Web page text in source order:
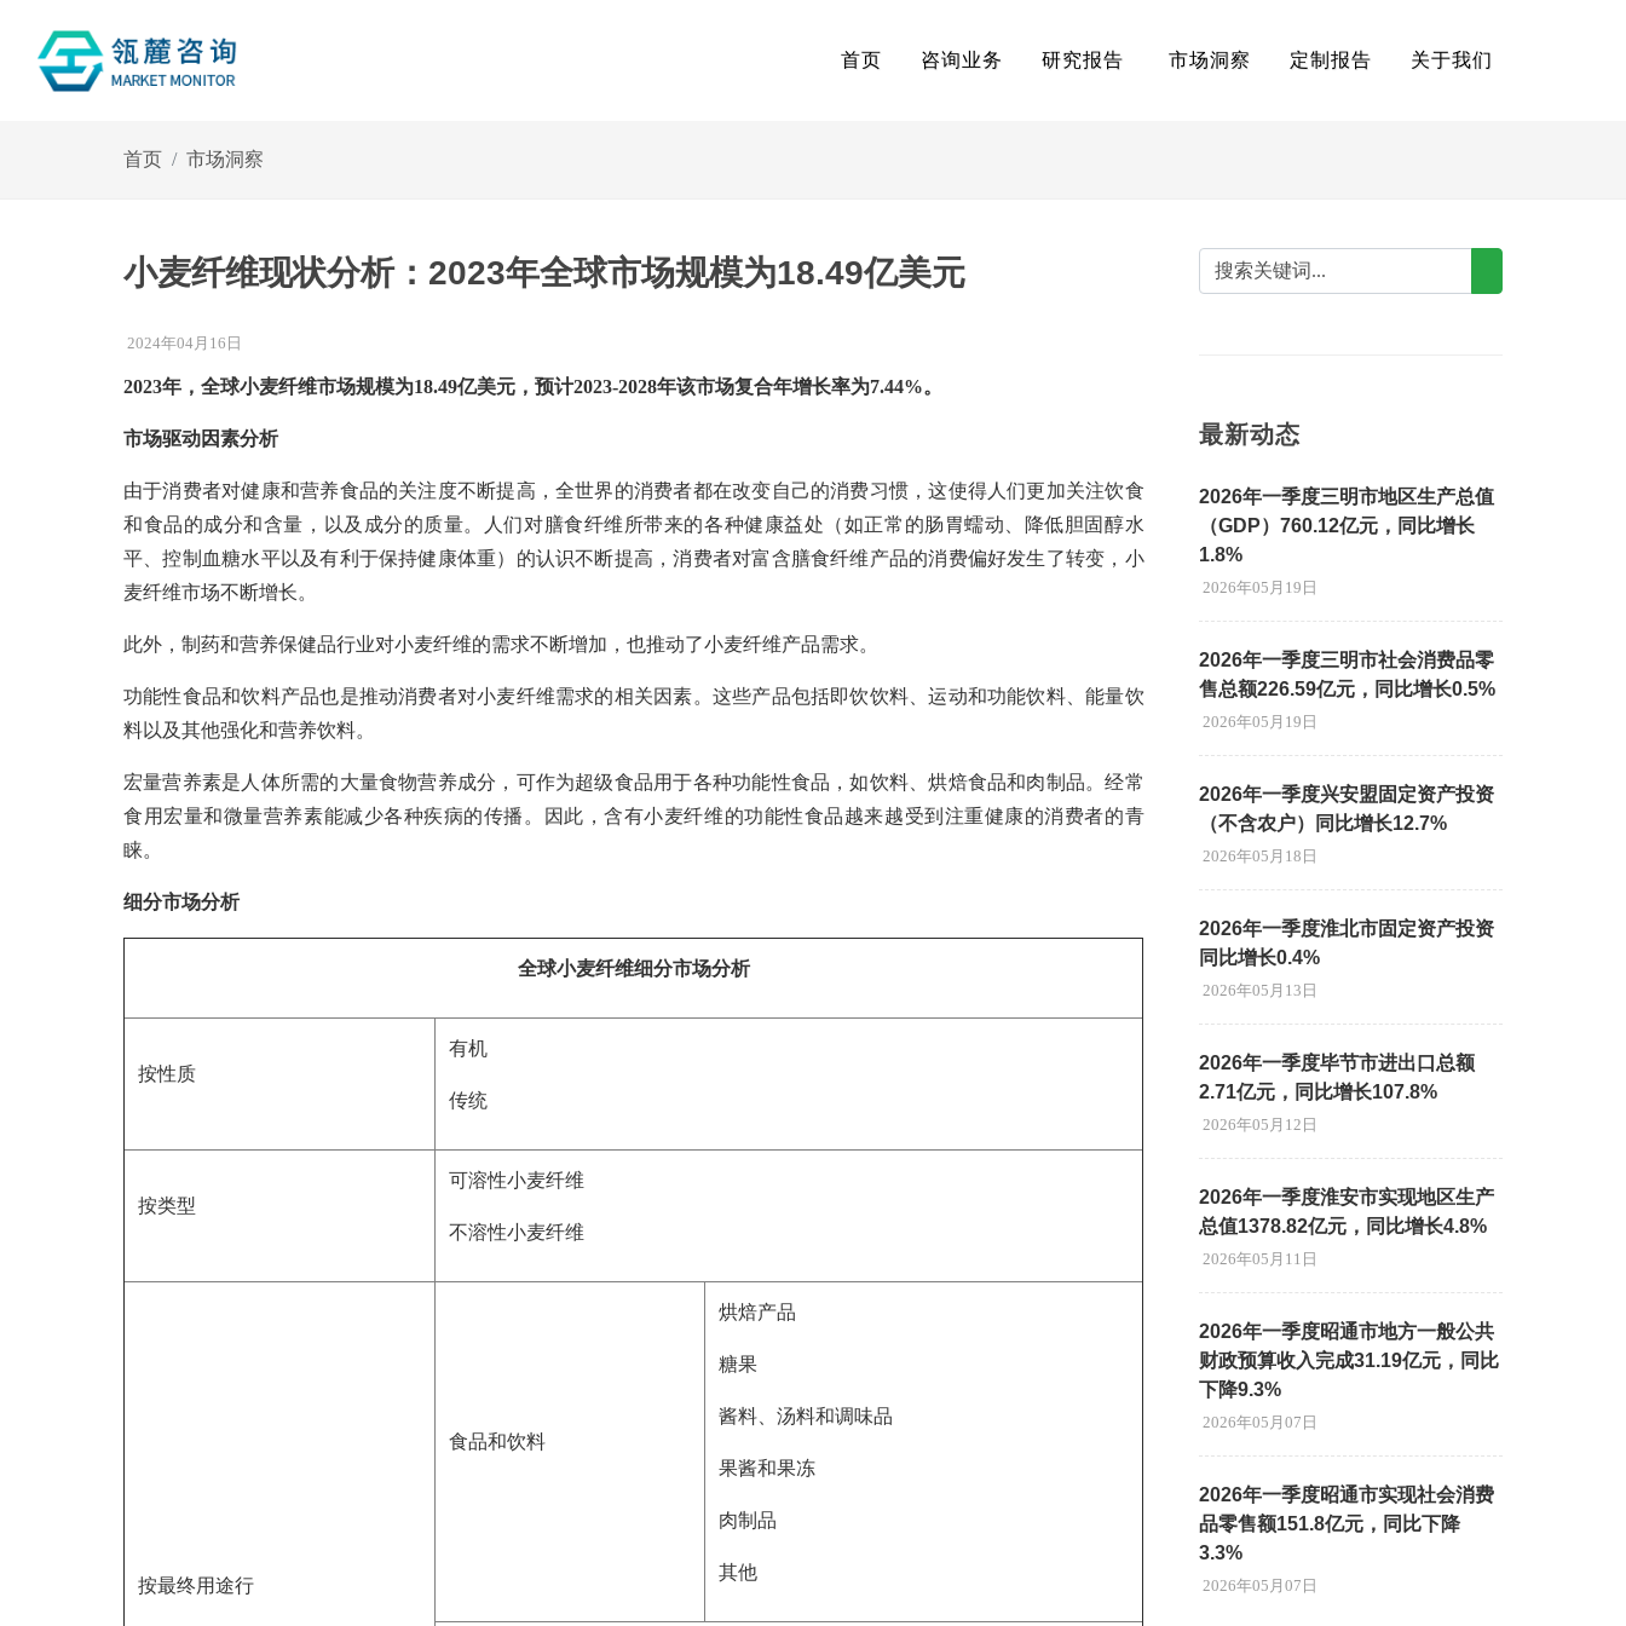
首页 咨询业务 研究报告 市场洞察 定制报告 关于我们
首页 市场洞察
小麦纤维现状分析：2023年全球市场规模为18.49亿美元
2024年04月16日
2023年，全球小麦纤维市场规模为18.49亿美元，预计2023-2028年该市场复合年增长率为7.44%。
市场驱动因素分析
由于消费者对健康和营养食品的关注度不断提高，全世界的消费者都在改变自己的消费习惯，这使得人们更加关注饮食
和食品的成分和含量，以及成分的质量。人们对膳食纤维所带来的各种健康益处（如正常的肠胃蠕动、降低胆固醇水
平、控制血糖水平以及有利于保持健康体重）的认识不断提高，消费者对富含膳食纤维产品的消费偏好发生了转变，小
麦纤维市场不断增长。
此外，制药和营养保健品行业对小麦纤维的需求不断增加，也推动了小麦纤维产品需求。
功能性食品和饮料产品也是推动消费者对小麦纤维需求的相关因素。这些产品包括即饮饮料、运动和功能饮料、能量饮
料以及其他强化和营养饮料。
宏量营养素是人体所需的大量食物营养成分，可作为超级食品用于各种功能性食品，如饮料、烘焙食品和肉制品。经常
食用宏量和微量营养素能减少各种疾病的传播。因此，含有小麦纤维的功能性食品越来越受到注重健康的消费者的青
睐。
细分市场分析
全球小麦纤维细分市场分析
按性质
有机
传统
按类型
可溶性小麦纤维
不溶性小麦纤维
按最终用途行
食品和饮料
烘焙产品
糖果
酱料、汤料和调味品
果酱和果冻
肉制品
其他
最新动态
2026年一季度三明市地区生产总值
（GDP）760.12亿元，同比增长
1.8%
2026年05月19日
2026年一季度三明市社会消费品零
售总额226.59亿元，同比增长0.5%
2026年05月19日
2026年一季度兴安盟固定资产投资
（不含农户）同比增长12.7%
2026年05月18日
2026年一季度淮北市固定资产投资
同比增长0.4%
2026年05月13日
2026年一季度毕节市进出口总额
2.71亿元，同比增长107.8%
2026年05月12日
2026年一季度淮安市实现地区生产
总值1378.82亿元，同比增长4.8%
2026年05月11日
2026年一季度昭通市地方一般公共
财政预算收入完成31.19亿元，同比
下降9.3%
2026年05月07日
2026年一季度昭通市实现社会消费
品零售额151.8亿元，同比下降
3.3%
2026年05月07日